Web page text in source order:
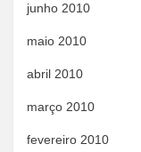
junho 2010
maio 2010
abril 2010
março 2010
fevereiro 2010